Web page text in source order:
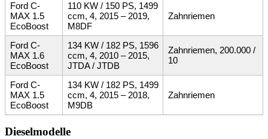
Ford C-
MAX 1.5
EcoBoost
110 KW / 150 PS, 1499
ccm, 4, 2015 – 2019,
M8DF
Zahnriemen
Ford C-
MAX 1.6
EcoBoost
134 KW / 182 PS, 1596
ccm, 4, 2010 – 2015,
JTDA / JTDB
Zahnriemen, 200.000 /
10
Ford C-
MAX 1.5
EcoBoost
134 KW / 182 PS, 1499
ccm, 4, 2015 – 2018,
M9DB
Zahnriemen
Dieselmodelle